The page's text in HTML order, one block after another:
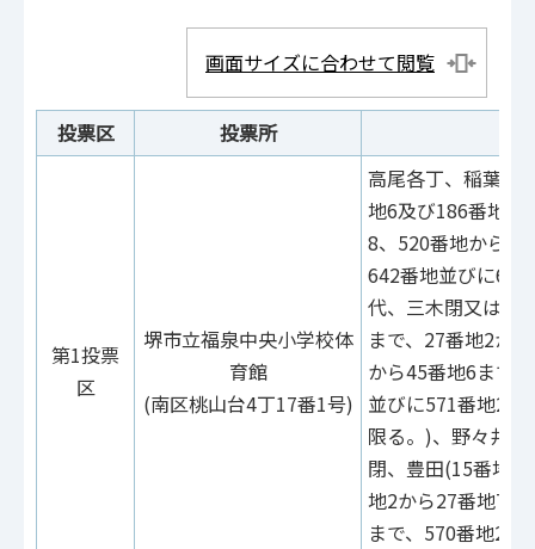
画面サイズに合わせて閲覧
投票区 投票所
第1投票
区
堺市立福泉中央小学校体
育館
(南区桃山台4丁17番1号)
高尾各丁、稲葉各
地6及び186番地7
8、520番地から
642番地並びに
代、三木閉又は豊
まで、27番地2か
から45番地6まで
並びに571番地2に
限る。)、野々井
閉、豊田(15番地2
地2から27番地7ま
まで、570番地2